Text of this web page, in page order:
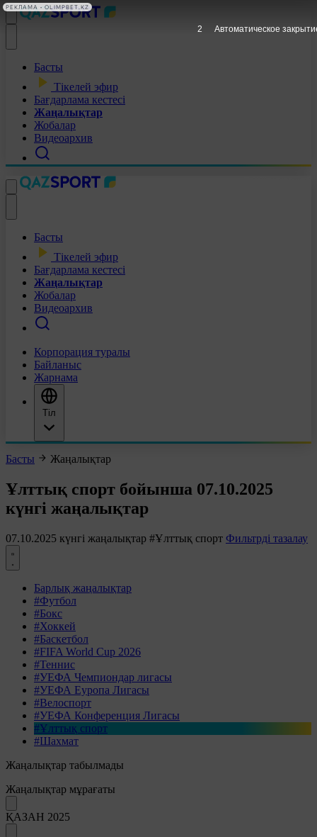
Басты
Тікелей эфир
Бағдарлама кестесі
Жаңалықтар
Жобалар
Видеоархив
Басты
Тікелей эфир
Бағдарлама кестесі
Жаңалықтар
Жобалар
Видеоархив
Корпорация туралы
Байланыс
Жарнама
Тіл
Басты Жаңалықтар
Ұлттық спорт бойынша 07.10.2025
күнгі жаңалықтар
07.10.2025 күнгі жаңалықтар #Ұлттық спорт Фильтрді тазалау
Барлық жаңалықтар
#Футбол
#Бокс
#Хоккей
#Баскетбол
#FIFA World Cup 2026
#Теннис
#УЕФА Чемпиондар лигасы
#УЕФА Еуропа Лигасы
#Велоспорт
#УЕФА Конференция Лигасы
#Ұлттық спорт
#Шахмат
Жаңалықтар табылмады
Жаңалықтар мұрағаты
ҚАЗАН 2025
1 Автоматическое
РЕКЛАМА • OLIMPBET.KZ